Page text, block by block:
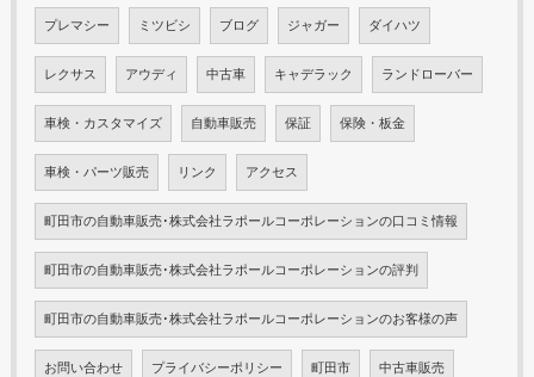
プレマシー ミツビシ ブログ ジャガー ダイハツ
レクサス アウディ 中古車 キャデラック ランドローバー
車検・カスタマイズ 自動車販売 保証 保険・板金
車検・パーツ販売 リンク アクセス
町田市の自動車販売･株式会社ラポールコーポレーションの口コミ情報
町田市の自動車販売･株式会社ラポールコーポレーションの評判
町田市の自動車販売･株式会社ラポールコーポレーションのお客様の声
お問い合わせ プライバシーポリシー 町田市 中古車販売